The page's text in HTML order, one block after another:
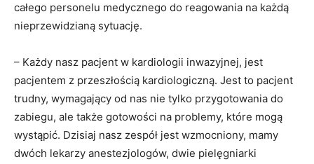
całego personelu medycznego do reagowania na każdą
nieprzewidzianą sytuację.
– Każdy nasz pacjent w kardiologii inwazyjnej, jest
pacjentem z przeszłością kardiologiczną. Jest to pacjent
trudny, wymagający od nas nie tylko przygotowania do
zabiegu, ale także gotowości na problemy, które mogą
wystąpić. Dzisiaj nasz zespół jest wzmocniony, mamy
dwóch lekarzy anestezjologów, dwie pielęgniarki